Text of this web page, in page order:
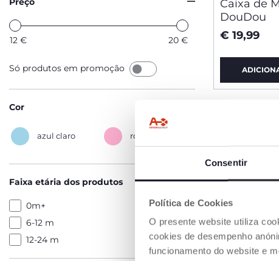
Consentir
Política de Cookies
O presente website utiliza
cookies de desempenho
funcionamento do website e
12 € 20 €
Só produtos em promoção
Cor
azul claro rosa
Faixa etária dos produtos
0m+
6-12 m
12-24 m
Caixa de
DouDou
€ 19,99